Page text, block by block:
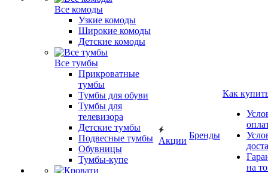
Все комоды
Узкие комоды
Широкие комоды
Детские комоды
Все тумбы
Прикроватные
тумбы
Тумбы для обуви
Тумбы для
телевизора
Детские тумбы
Подвесные тумбы
Обувницы
Тумбы-купе
Акции
Бренды
Как
на